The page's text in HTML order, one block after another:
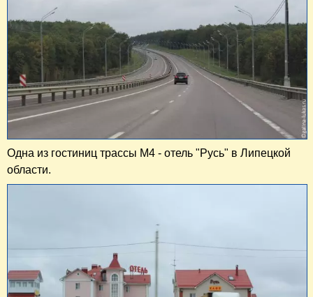
Одна из гостиниц трассы М4 - отель "Русь" в Липецкой
области.